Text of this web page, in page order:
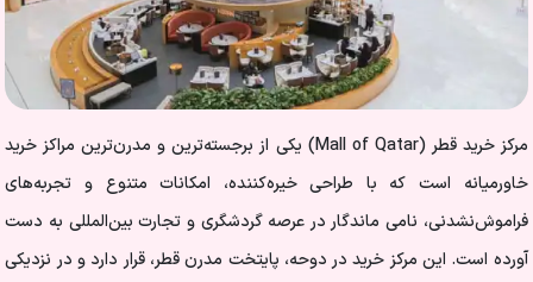
مرکز خرید قطر (Mall of Qatar) یکی از برجسته‌ترین و مدرن‌ترین مراکز خرید
خاورمیانه است که با طراحی خیره‌کننده، امکانات متنوع و تجربه‌های
فراموش‌نشدنی، نامی ماندگار در عرصه گردشگری و تجارت بین‌المللی به دست
آورده است. این مرکز خرید در دوحه، پایتخت مدرن قطر، قرار دارد و در نزدیکی